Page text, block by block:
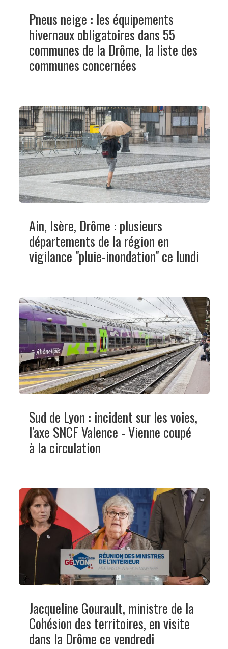
Pneus neige : les équipements
hivernaux obligatoires dans 55
communes de la Drôme, la liste des
communes concernées
Ain, Isère, Drôme : plusieurs
départements de la région en
vigilance "pluie-inondation" ce lundi
Sud de Lyon : incident sur les voies,
l'axe SNCF Valence - Vienne coupé
à la circulation
Jacqueline Gourault, ministre de la
Cohésion des territoires, en visite
dans la Drôme ce vendredi